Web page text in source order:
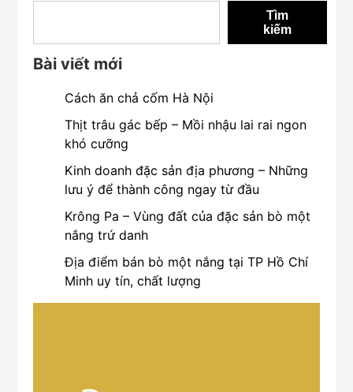
Tìm
kiếm
Bài viết mới
Cách ăn chả cốm Hà Nội
Thịt trâu gác bếp – Mồi nhậu lai rai ngon
khó cưỡng
Kinh doanh đặc sản địa phương – Những
lưu ý để thành công ngay từ đầu
Krông Pa – Vùng đất của đặc sản bò một
nắng trứ danh
Địa điểm bán bò một nắng tại TP Hồ Chí
Minh uy tín, chất lượng